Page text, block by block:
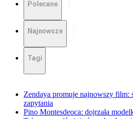
Polecane
Najnowsze
Tagi
Zendaya promuje najnowszy film:
zapytania
Pino Montesdeoca: dojrzała